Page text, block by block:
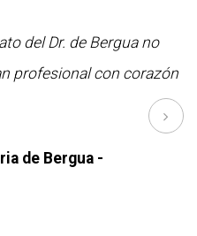
del Dr. de Bergua no
profesional con corazón
de Bergua -